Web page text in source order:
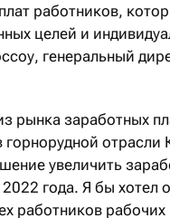
работников,
целей и
генеральный
рынка заработных
отрасли
увеличить
года. Я бы хотел
работников